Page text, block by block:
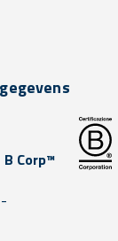
Corp™